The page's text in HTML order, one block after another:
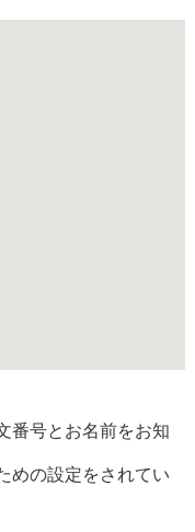
番号とお名前をお知
めの設定をされてい